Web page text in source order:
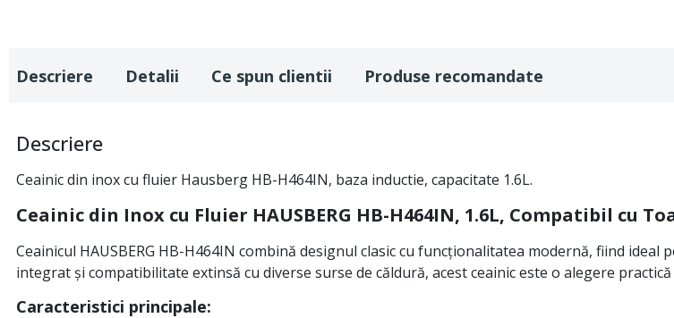
Descriere Detalii Ce spun clientii Produse recomandate
Descriere
Ceainic din inox cu fluier Hausberg HB-H464IN, baza inductie, capacitate 1.6L.
Ceainic din Inox cu Fluier HAUSBERG HB-H464IN, 1.6L, Compatibil cu
Ceainicul HAUSBERG HB-H464IN combină designul clasic cu funcționalitatea modernă, fiind
integrat și compatibilitate extinsă cu diverse surse de căldură, acest ceainic este o alegere
Caracteristici principale: